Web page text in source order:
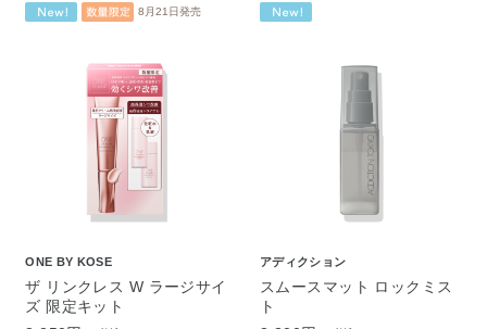
8月21日発売
ONE BY KOSE
ザ リンクレス W ラージサイ
ズ 限定キット
アディクション
スムースマット ロックミス
ト